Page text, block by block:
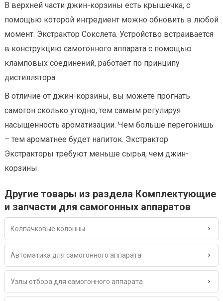
В верхней части джин-корзины есть крышечка, с
помощью которой ингредиент можно обновить в любой
момент. Экстрактор Сокслета. Устройство встраивается
в конструкцию самогонного аппарата с помощью
кламповых соединений, работает по принципу
дистиллятора.
В отличие от джин-корзины, вы можете прогнать
самогон сколько угодно, тем самым регулируя
насыщенность ароматизации. Чем больше перегонишь
– тем ароматнее будет напиток. Экстрактор
Экстракторы требуют меньше сырья, чем джин-
корзины.
Другие товары из раздела Комплектующие
и запчасти для самогонных аппаратов
Колпачковые колонны
Автоматика для самогонного аппарата
Узлы отбора для самогонного аппарата